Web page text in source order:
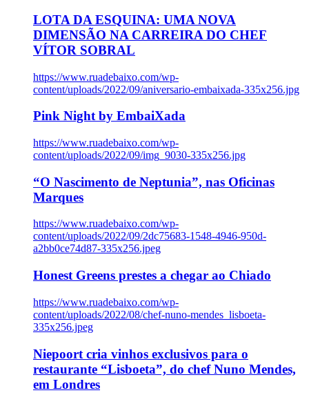
LOTA DA ESQUINA: UMA NOVA
DIMENSÃO NA CARREIRA DO CHEF
VÍTOR SOBRAL
https://www.ruadebaixo.com/wp-
content/uploads/2022/09/aniversario-embaixada-335x256.jpg
Pink Night by EmbaiXada
https://www.ruadebaixo.com/wp-
content/uploads/2022/09/img_9030-335x256.jpg
“O Nascimento de Neptunia”, nas Oficinas
Marques
https://www.ruadebaixo.com/wp-
content/uploads/2022/09/2dc75683-1548-4946-950d-
a2bb0ce74d87-335x256.jpeg
Honest Greens prestes a chegar ao Chiado
https://www.ruadebaixo.com/wp-
content/uploads/2022/08/chef-nuno-mendes_lisboeta-
335x256.jpeg
Niepoort cria vinhos exclusivos para o
restaurante “Lisboeta”, do chef Nuno Mendes,
em Londres